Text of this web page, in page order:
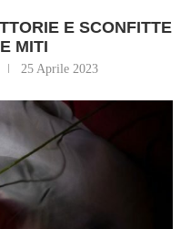
E SCONFITTE
MITI
25 Aprile 2023